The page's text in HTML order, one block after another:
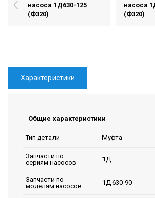
насоса 1Д630-125
(Ф320)
насоса
(Ф320)
Характеристики
Общие характеристики
Тип детали Муфта
Запчасти по
сериям насосов
1Д
Запчасти по
моделям насосов
1Д 630-90